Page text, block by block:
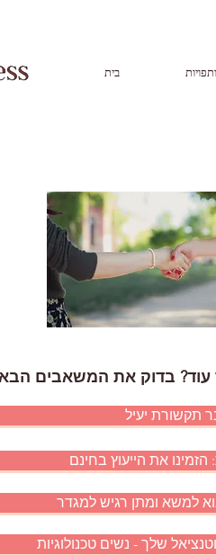
בית
תקשורת יעיל
את הייעוץ בחינם
למשא ומתן רגיש למגדר
שלך - נשים טכנולוגיות